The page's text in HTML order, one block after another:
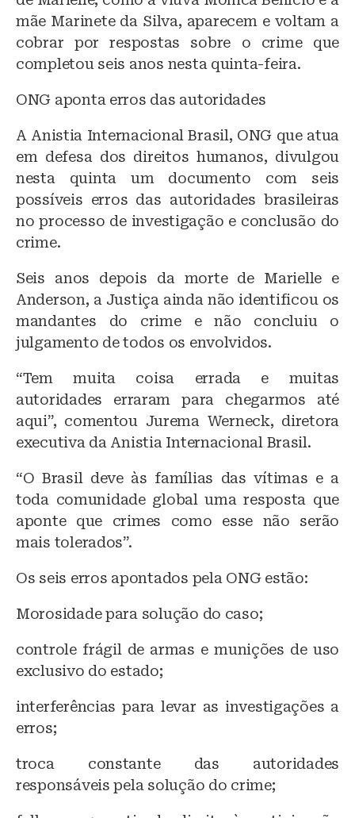
mãe Marinete da Silva, aparecem e voltam a
cobrar por respostas sobre o crime que
completou seis anos nesta quinta-feira.
ONG aponta erros das autoridades
A Anistia Internacional Brasil, ONG que atua
em defesa dos direitos humanos, divulgou
nesta quinta um documento com seis
possíveis erros das autoridades brasileiras
no processo de investigação e conclusão do
crime.
Seis anos depois da morte de Marielle e
Anderson, a Justiça ainda não identificou os
mandantes do crime e não concluiu o
julgamento de todos os envolvidos.
“Tem muita coisa errada e muitas
autoridades erraram para chegarmos até
aqui”, comentou Jurema Werneck, diretora
executiva da Anistia Internacional Brasil.
“O Brasil deve às famílias das vítimas e a
toda comunidade global uma resposta que
aponte que crimes como esse não serão
mais tolerados”.
Os seis erros apontados pela ONG estão:
Morosidade para solução do caso;
controle frágil de armas e munições de uso
exclusivo do estado;
interferências para levar as investigações a
erros;
troca constante das autoridades
responsáveis pela solução do crime;